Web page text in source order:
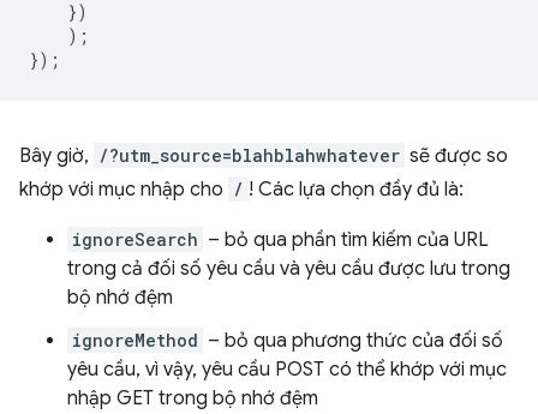
})
);
});
Bây giờ, /?utm_source=blahblahwhatever sẽ được so
khớp với mục nhập cho / ! Các lựa chọn đầy đủ là:
ignoreSearch – bỏ qua phần tìm kiếm của URL
trong cả đối số yêu cầu và yêu cầu được lưu trong
bộ nhớ đệm
ignoreMethod – bỏ qua phương thức của đối số
yêu cầu, vì vậy, yêu cầu POST có thể khớp với mục
nhập GET trong bộ nhớ đệm